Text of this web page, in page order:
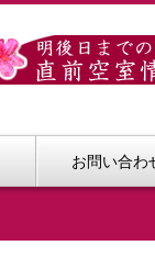
お問い合わ